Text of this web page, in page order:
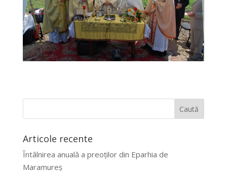
Articole recente
Întâlnirea anuală a preoților din Eparhia de
Maramureș